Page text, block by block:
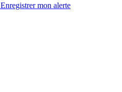
Enregistrermon alerte